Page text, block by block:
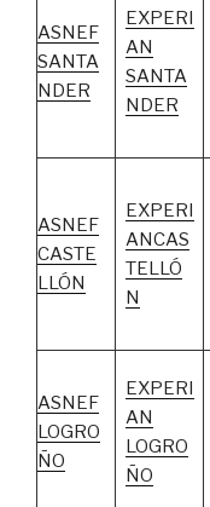
ASNEF
SANTA
NDER
EXPERI
AN
SANTA
NDER
ASNEF
CASTE
LLÓN
EXPERI
ANCAS
TELLÓ
N
ASNEF
LOGRO
ÑO
EXPERI
AN
LOGRO
ÑO